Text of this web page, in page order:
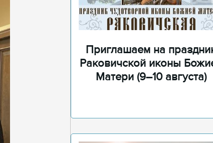
Приглашаем на
Раковичской иконы
Матери (9–10 августа)